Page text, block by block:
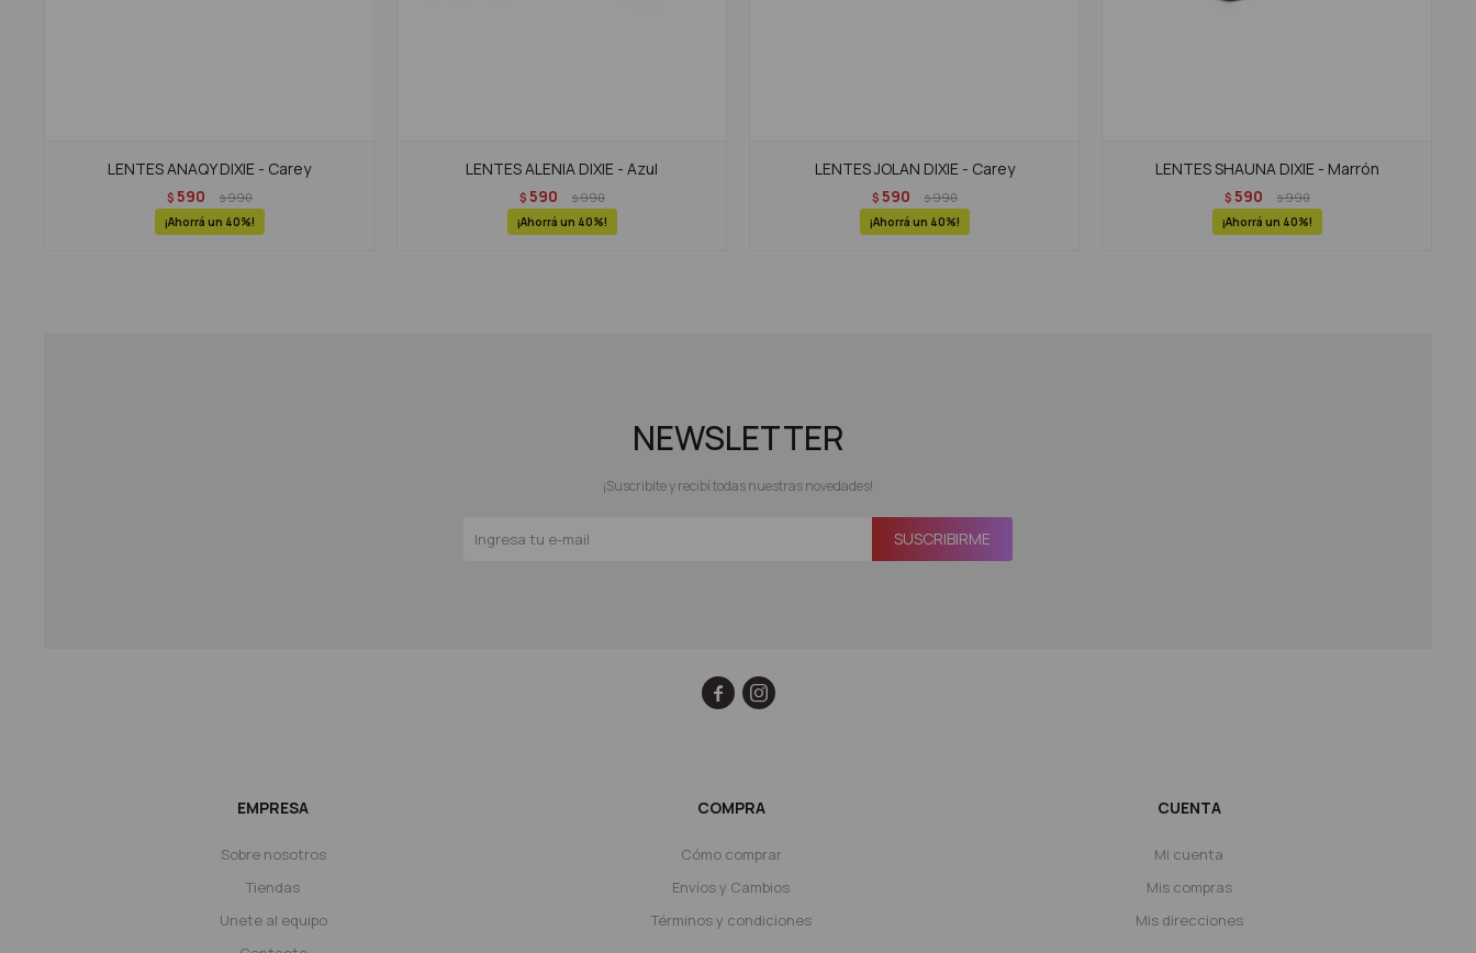
LENTES ANAQY DIXIE - Carey
$ 590 $990
40
LENTES ALENIA DIXIE - Azul
$ 590 $990
40
LENTES JOLAN DIXIE - Carey
$ 590 $990
40
LENTES SHAUNA DIXIE - Marrón
$ 590 $990
40
EMPRESA
Sobre nosotros
Tiendas
Unete al equipo
COMPRA
Cómo comprar
Envíos y Cambios
Términos y condiciones
CUENTA
Mi cuenta
Mis compras
Mis direcciones
NEWSLETTER
¡Suscribite y recibí todas nuestras novedades!
SUSCRIBIRME
 